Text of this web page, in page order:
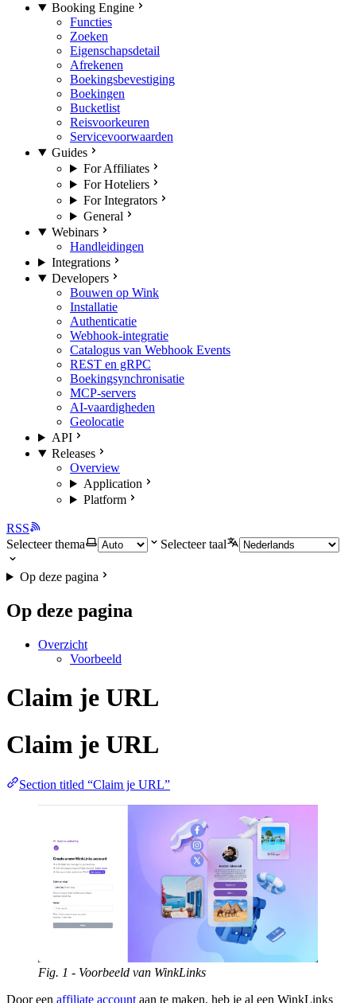
Booking Engine
Functies
Zoeken
Eigenschapsdetail
Afrekenen
Boekingsbevestiging
Boekingen
Bucketlist
Reisvoorkeuren
Servicevoorwaarden
Guides
For Affiliates
For Hoteliers
For Integrators
General
Webinars
Handleidingen
Integrations
Developers
Bouwen op Wink
Installatie
Authenticatie
Webhook-integratie
Catalogus van Webhook Events
REST en gRPC
Boekingsynchronisatie
MCP-servers
AI-vaardigheden
Geolocatie
API
Releases
Overview
Application
Platform
RSS
Selecteer thema
Selecteer taal
Op deze pagina
Op deze pagina
Overzicht
Voorbeeld
Claim je URL
Claim je URL
Section titled “Claim je URL”
Fig. 1 - Voorbeeld van WinkLinks
Door een affiliate account aan te maken, heb je al een WinkLinks